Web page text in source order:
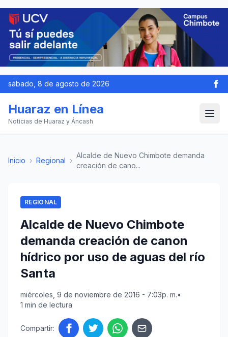
sábado, 8 de agosto de 2026
Huaraz en Línea
Noticias de Huaraz y Áncash
Inicio › Regional ›
Alcalde de Nuevo Chimbote demanda
creación de cano...
REGIONAL
Alcalde de Nuevo Chimbote
demanda creación de canon
hídrico por uso de aguas del río
Santa
miércoles, 9 de noviembre de 2016 - 7:03p. m.•
1 min de lectura
Compartir: